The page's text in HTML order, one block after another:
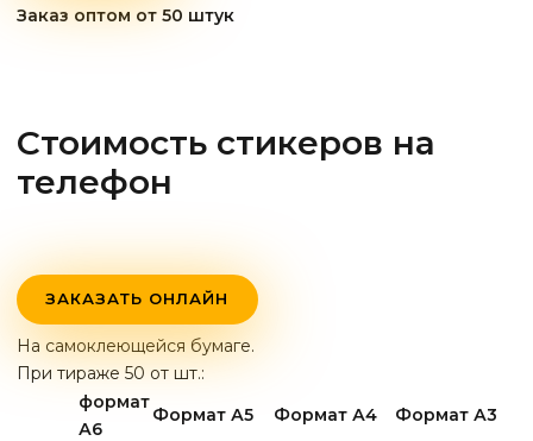
Заказ оптом от 50 штук
Стоимость стикеров на
телефон
ЗАКАЗАТЬ ОНЛАЙН
На самоклеющейся бумаге.
При тираже 50 от шт.:
формат
А6
Формат А5 Формат А4 Формат А3